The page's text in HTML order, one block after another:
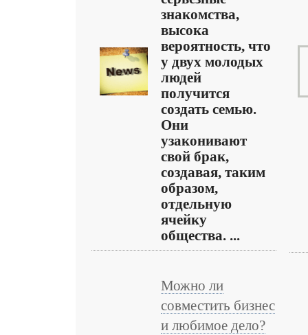
знакомства,
высока
вероятность, что
у двух молодых
людей
получится
создать семью.
Они
узаконивают
свой брак,
создавая, таким
образом,
отдельную
ячейку
общества. ...
Можно ли
совместить бизнес
и любимое дело?